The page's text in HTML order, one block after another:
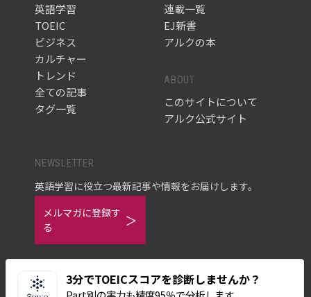
3分でTOEICスコアを診断しませんか？
英語学習
TOEIC
ビジネス
カルチャー
トレンド
全ての記事
タグ一覧
連載一覧
EJ新書
アルクの本
ABOUT
このサイトについて
アルク公式サイト
NEWSLETTER
英語学習に役立つ最新記事や情報をお届けします。
メルマガに登録す
る